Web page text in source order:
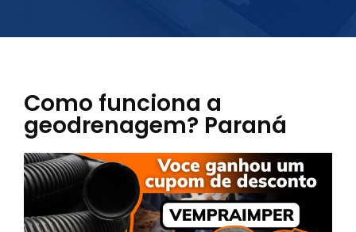
Como funciona a
geodrenagem? Paraná